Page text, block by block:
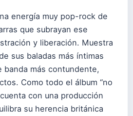
energía muy pop-rock de
que subrayan ese
y liberación. Muestra
sus baladas más íntimas
banda más contundente,
Como todo el álbum “no
con una producción
su herencia británica